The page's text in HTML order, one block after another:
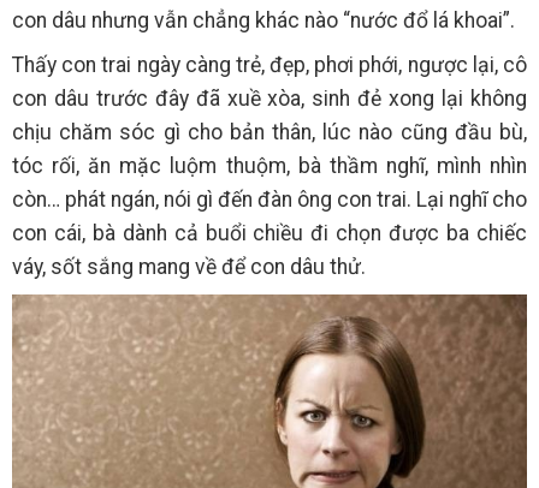
con dâu nhưng vẫn chẳng khác nào “nước đổ lá khoai”.
Thấy con trai ngày càng trẻ, đẹp, phơi phới, ngược lại, cô
con dâu trước đây đã xuề xòa, sinh đẻ xong lại không
chịu chăm sóc gì cho bản thân, lúc nào cũng đầu bù,
tóc rối, ăn mặc luộm thuộm, bà thầm nghĩ, mình nhìn
còn… phát ngán, nói gì đến đàn ông con trai. Lại nghĩ cho
con cái, bà dành cả buổi chiều đi chọn được ba chiếc
váy, sốt sắng mang về để con dâu thử.